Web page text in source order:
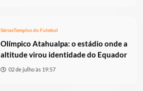
SériesTemplos do Futebol
Olímpico Atahualpa: o estádio onde a
altitude virou identidade do Equador
02 de julho às 19:57